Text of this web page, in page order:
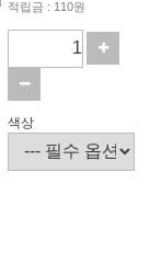
적립금 : 110원
색상